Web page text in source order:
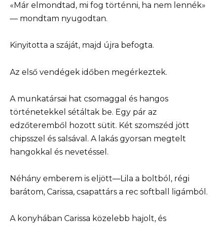
«Már elmondtad, mi fog történni, ha nem lennék»
— mondtam nyugodtan.
Kinyitotta a száját, majd újra befogta.
Az első vendégek időben megérkeztek.
A munkatársai hat csomaggal és hangos
történetekkel sétáltak be. Egy pár az
edzőteremből hozott sütit. Két szomszéd jött
chipsszel és salsával. A lakás gyorsan megtelt
hangokkal és nevetéssel.
Néhány emberem is eljött—Lila a boltból, régi
barátom, Carissa, csapattárs a rec softball ligámból.
A konyhában Carissa közelebb hajolt, és